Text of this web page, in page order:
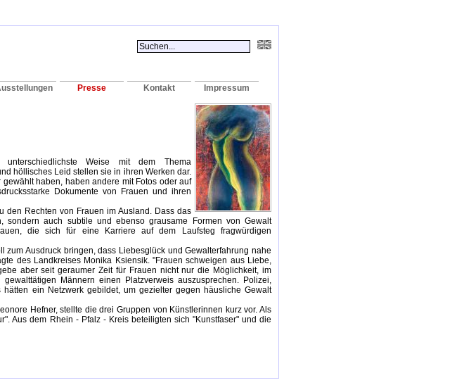
Presse Kontakt Impressum
Weise mit dem Thema
höllisches Leid stellen sie in ihren Werken dar.
haben, haben andere mit Fotos oder auf
Dokumente von Frauen und ihren
den Rechten von Frauen im Ausland. Dass das
sondern auch subtile und ebenso grausame Formen von Gewalt
die sich für eine Karriere auf dem Laufsteg fragwürdigen
zum Ausdruck bringen, dass Liebesglück und Gewalterfahrung nahe
des Landkreises Monika Ksiensik. "Frauen schweigen aus Liebe,
aber seit geraumer Zeit für Frauen nicht nur die Möglichkeit, im
Männern einen Platzverweis auszusprechen. Polizei,
ein Netzwerk gebildet, um gezielter gegen häusliche Gewalt
Hefner, stellte die drei Gruppen von Künstlerinnen kurz vor. Als
Aus dem Rhein - Pfalz - Kreis beteiligten sich "Kunstfaser" und die